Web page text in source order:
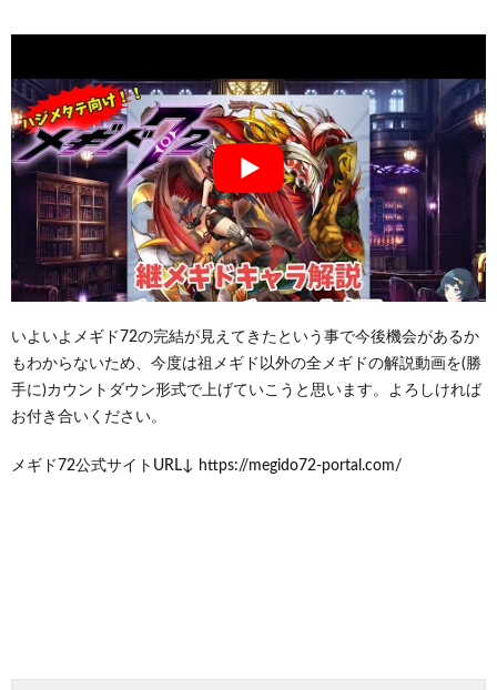
いよいよメギド72の完結が見えてきたという事で今後機会があるか
もわからないため、今度は祖メギド以外の全メギドの解説動画を(勝
手に)カウントダウン形式で上げていこうと思います。よろしければ
お付き合いください。
メギド72公式サイトURL↓ https://megido72-portal.com/